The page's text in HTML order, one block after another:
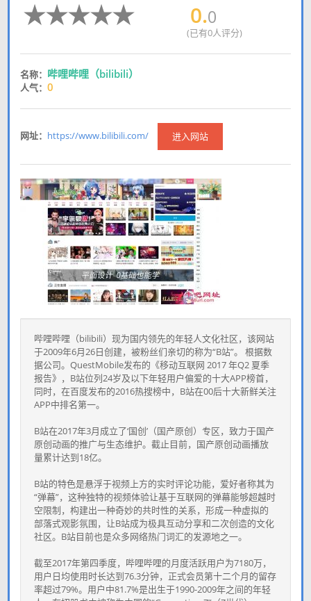
0.0
(已有0人评分)
名称： 哔哩哔哩（bilibili）
人气： 0
网址： https://www.bilibili.com/ 进入网站
哔哩哔哩（bilibili）现为国内领先的年轻人文化社区，该网站
于2009年6月26日创建，被粉丝们亲切的称为“B站”。 根据数
据公司。QuestMobile发布的《移动互联网 2017 年Q2 夏季
报告》，B站位列24岁及以下年轻用户偏爱的十大APP榜首，
同时，在百度发布的2016热搜榜中，B站在00后十大新鲜关注
APP中排名第一。
B站在2017年3月成立了‘国创’（国产原创）专区，致力于国产
原创动画的推广与生态维护。截止目前，国产原创动画播放
量累计达到18亿。
B站的特色是悬浮于视频上方的实时评论功能，爱好者称其为
“弹幕”，这种独特的视频体验让基于互联网的弹幕能够超越时
空限制，构建出一种奇妙的共时性的关系，形成一种虚拟的
部落式观影氛围，让B站成为极具互动分享和二次创造的文化
社区。B站目前也是众多网络热门词汇的发源地之一。
截至2017年第四季度，哔哩哔哩的月度活跃用户为7180万，
用户日均使用时长达到76.3分钟，正式会员第十二个月的留存
率超过79%。用户中81.7%是出生于1990-2009年之间的年轻